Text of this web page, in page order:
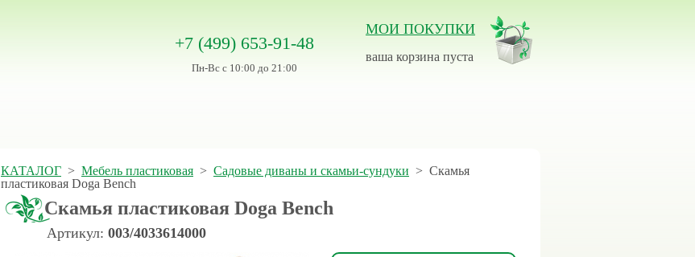
МОИ ПОКУПКИ
ваша корзина пуста
+7 (499) 653-91-48
Пн-Вс с 10:00 до 21:00
КАТАЛОГ > Мебель пластиковая > Садовые диваны и скамьи-сундуки > Скамья
пластиковая Doga Bench
Скамья пластиковая Doga Bench
Артикул: 003/4033614000